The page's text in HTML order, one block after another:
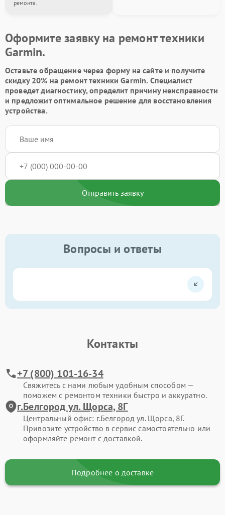
ремонта.
Оформите заявку на ремонт техники
Garmin.
Оставьте обращение через форму на сайте и получите
скидку 20% на ремонт техники Garmin. Специалист
проведет диагностику, определит причину неисправности
и предложит оптимальное решение для восстановления
устройства.
Отправить заявку
Вопросы и ответы
Контакты
+7 (800) 101-16-34
Свяжитесь с нами любым удобным способом —
поможем с ремонтом техники быстро и аккуратно.
г.Белгород ул. Щорса, 8Г
Центральный офис: г.Белгород ул. Щорса, 8Г.
Привозите устройство в сервис самостоятельно или
оформляйте ремонт с доставкой.
Подробнее о доставке